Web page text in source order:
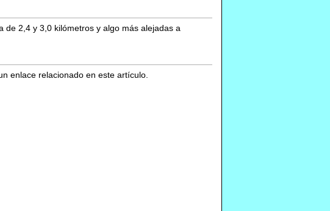
de 2,4 y 3,0 kilómetros y algo más alejadas a
enlace relacionado en este artículo.